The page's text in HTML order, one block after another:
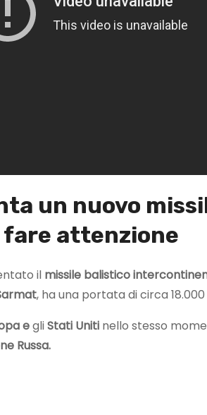
un nuovo
fare attenzione
il missile balistico
, ha una portata di circa 18.000
egliStati Uniti nello stesso
Russa.